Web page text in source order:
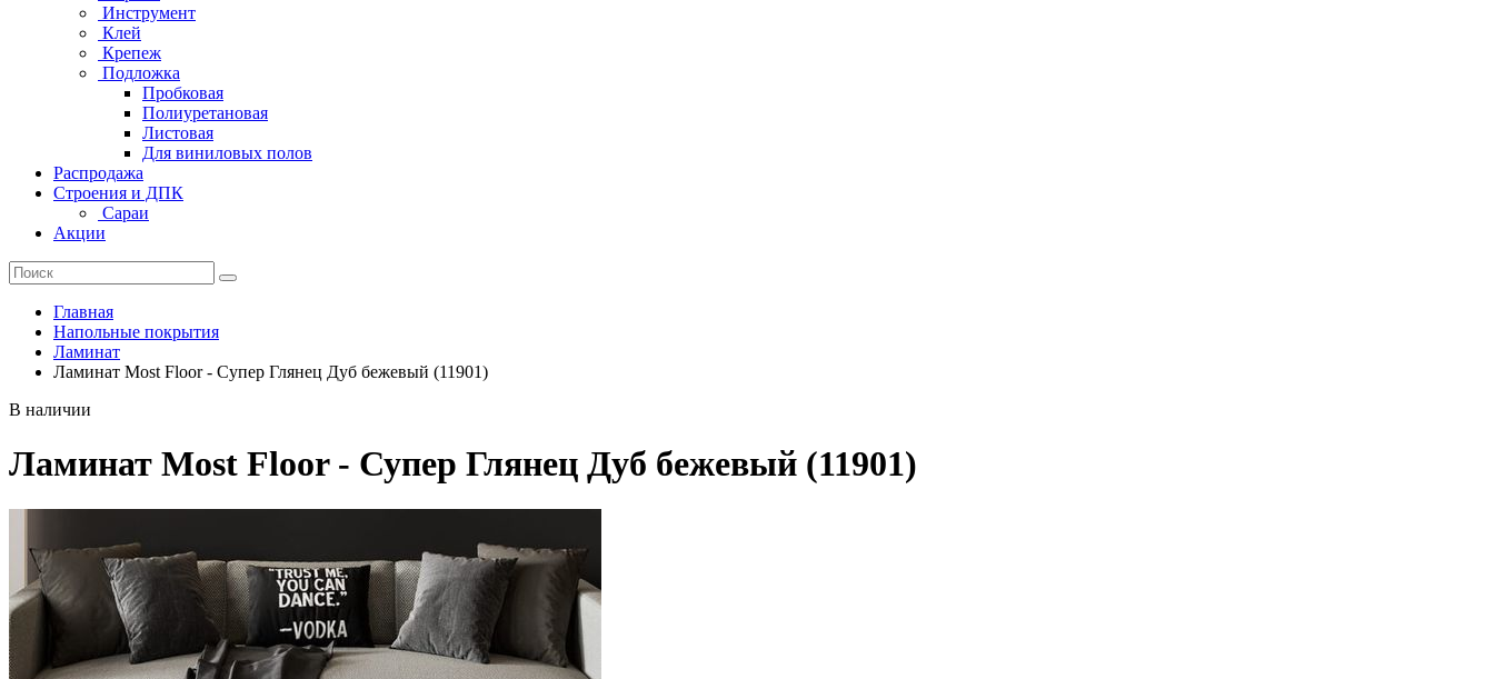
Инструмент
Клей
Крепеж
Подложка
Пробковая
Полиуретановая
Листовая
Для виниловых полов
Распродажа
Строения и ДПК
Сараи
Акции
Главная
Напольные покрытия
Ламинат
Ламинат Most Floor - Супер Глянец Дуб бежевый (11901)
В наличии
Ламинат Most Floor - Супер Глянец Дуб бежевый (11901)